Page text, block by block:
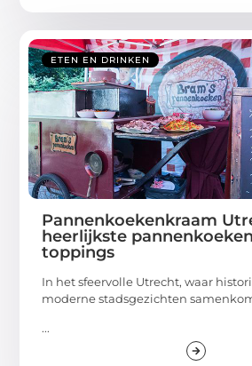
ETEN EN DRINKEN
Pannenkoekenkraam
heerlijkste
toppings
In het sfeervolle Utrecht, waar
moderne stadsgezichten
...